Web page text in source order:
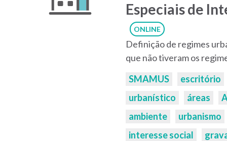
Especiais de
ONLINE
Definição de regimes
que não tiveram os
Palavras-
chaves:
SMAMUS
escritório
urbanístico
áreas
ambiente
urbanismo
interesse social